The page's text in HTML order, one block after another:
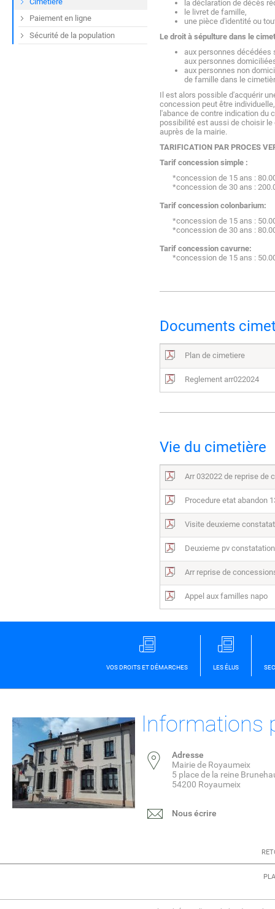
la déclaration de décès
le livret de famille,
une pièce d'identité ou
Le droit à sépulture dans le
aux personnes décédées
aux personnes
aux personnes non
de famille dans le
Il est alors possible d'acquérir
concession peut être
l'abance de contre indication du
possibilité est aussi de choisir le
auprès de la mairie.
TARIFICATION PAR PROCES
Tarif concession simple :
*concession de 15 ans :
*concession de 30 ans :
Tarif concession colonbarium:
*concession de 15 ans :
*concession de 30 ans :
Tarif concession cavurne:
*concession de 15 ans :
Documents
Plan de cimetiere
Reglement arr022024
Vie du cimetière
Arr 032022 de reprise de
Procedure etat abandon
Visite deuxieme
Deuxieme pv
Arr reprise de
Appel aux familles napo
Paiement en ligne
Sécurité de la population
VOS DROITS ET DÉMARCHES LES ÉLUS
Informations
Adresse
Mairie de Royaumeix
5 place de la reine
54200 Royaumeix
Nous écrire